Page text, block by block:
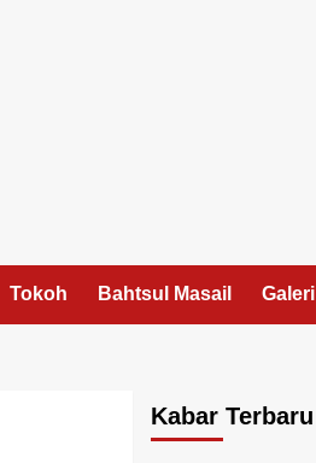
Tokoh Bahtsul Masail Galeri
Kabar Terbaru